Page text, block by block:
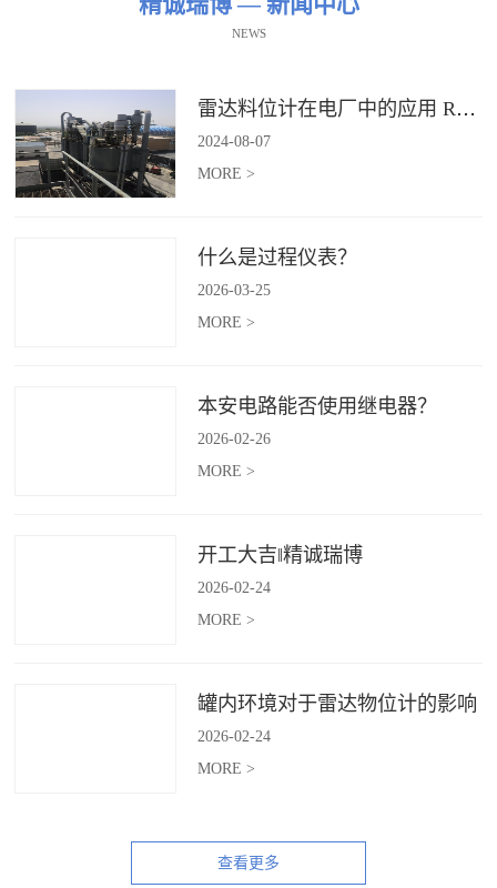
NEWS
雷达料位计在电厂中的应用 RBRDZB-71-6-C
2024-08-07
MORE >
什么是过程仪表？
2026-03-25
MORE >
本安电路能否使用继电器？
2026-02-26
MORE >
开工大吉‖精诚瑞博
2026-02-24
MORE >
罐内环境对于雷达物位计的影响
2026-02-24
MORE >
查看更多